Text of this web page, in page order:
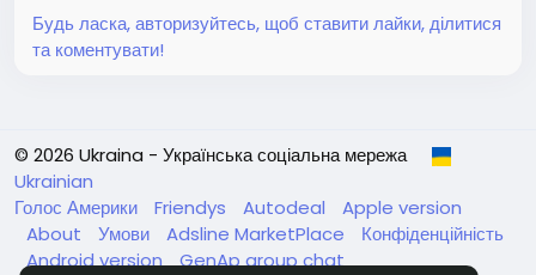
Будь ласка, авторизуйтесь, щоб ставити лайки, ділитися
та коментувати!
© 2026 Ukraina - Українська соціальна мережа
Ukrainian
Голос Америки
Friendys Autodeal
Apple version
About
Умови Adsline MarketPlace
Конфіденційність
Android version GenAp group chat